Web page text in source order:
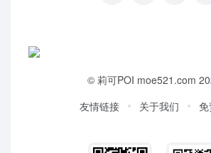
© 莉可POI moe521.com
友情链接
关于我们